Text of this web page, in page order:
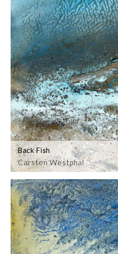
Carsten Westphal
Back Fish